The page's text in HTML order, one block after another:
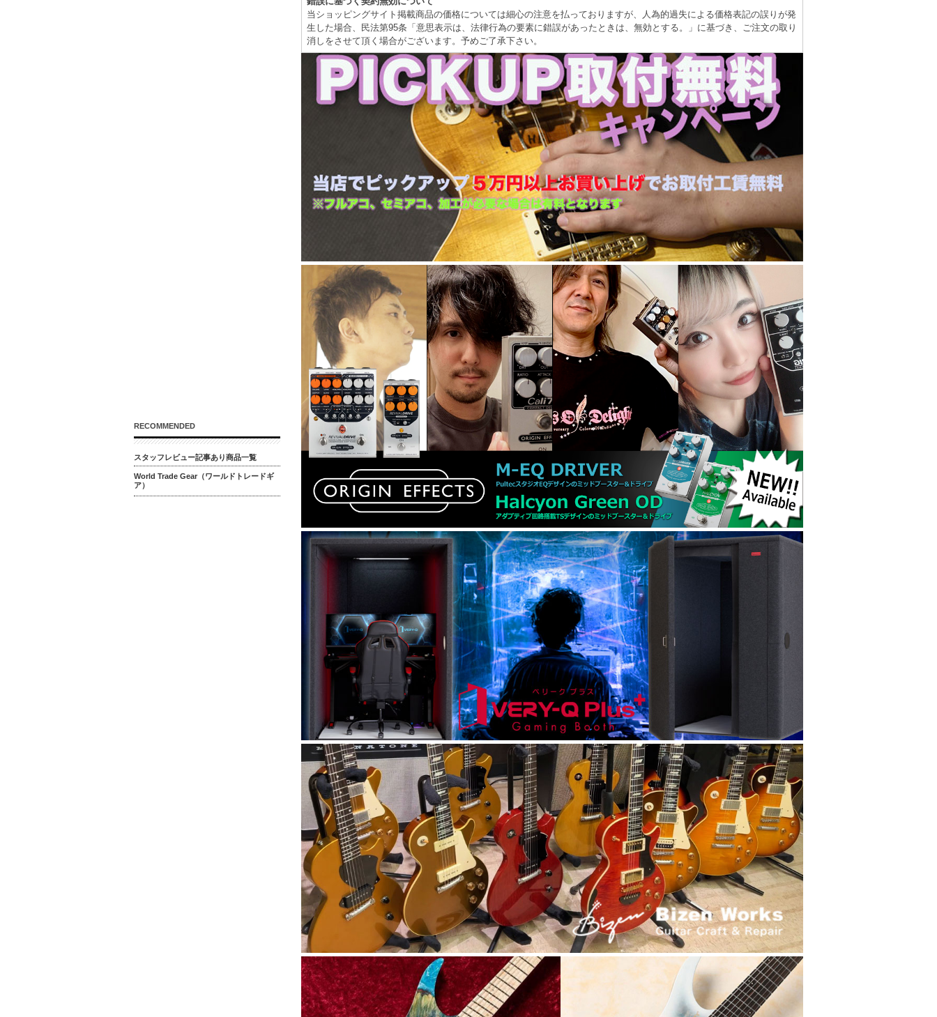
当ショッピングサイト掲載商品の価格については細心の注意を払っておりますが、人為的過失による価格表記の誤りが発
生した場合、民法第95条「意思表示は、法律行為の要素に錯誤があったときは、無効とする。」に基づき、ご注文の取り
消しをさせて頂く場合がございます。予めご了承下さい。
RECOMMENDED
スタッフレビュー記事あり商品一覧
World Trade Gear（ワールドトレードギ
ア）